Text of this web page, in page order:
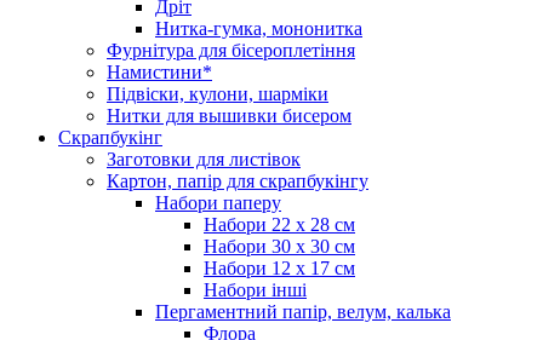
Дріт
Нитка-гумка, мононитка
Фурнітура для бісероплетіння
Намистини*
Підвіски, кулони, шарміки
Нитки для вышивки бисером
Скрапбукінг
Заготовки для листівок
Картон, папір для скрапбукінгу
Набори паперу
Набори 22 х 28 см
Набори 30 х 30 см
Набори 12 х 17 см
Набори інші
Пергаментний папір, велум, калька
Флора